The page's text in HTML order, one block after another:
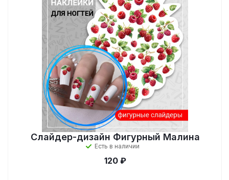
Слайдер-дизайн Фигурный Малина
Есть в наличии
120 ₽